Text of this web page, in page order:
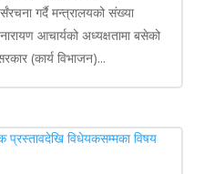
गर्दै मन्त्रालयको संख्या
आचार्यको अध्यक्षतामा बसेको
(कार्य विभाजन)...